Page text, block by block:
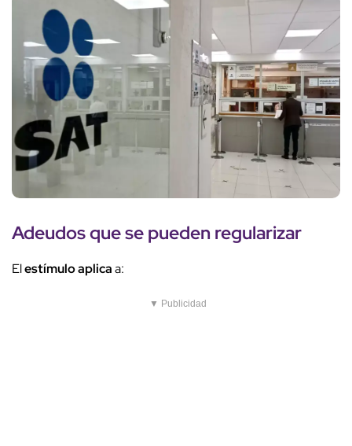
Adeudos que se pueden regularizar
Elestímulo aplicaa:
▼ Publicidad